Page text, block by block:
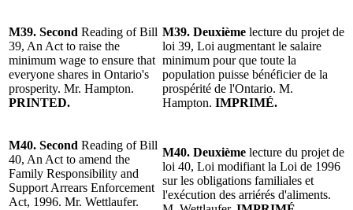
M39. Second Reading of Bill
39, An Act to raise the
minimum wage to ensure that
everyone shares in Ontario's
prosperity. Mr. Hampton.
PRINTED.
M39. Deuxième lecture du projet de
loi 39, Loi augmentant le salaire
minimum pour que toute la
population puisse bénéficier de la
prospérité de l'Ontario. M.
Hampton. IMPRIMÉ.
M40. Second Reading of Bill
40, An Act to amend the
Family Responsibility and
Support Arrears Enforcement
Act, 1996. Mr. Wettlaufer.
M40. Deuxième lecture du projet de
loi 40, Loi modifiant la Loi de 1996
sur les obligations familiales et
l'exécution des arriérés d'aliments.